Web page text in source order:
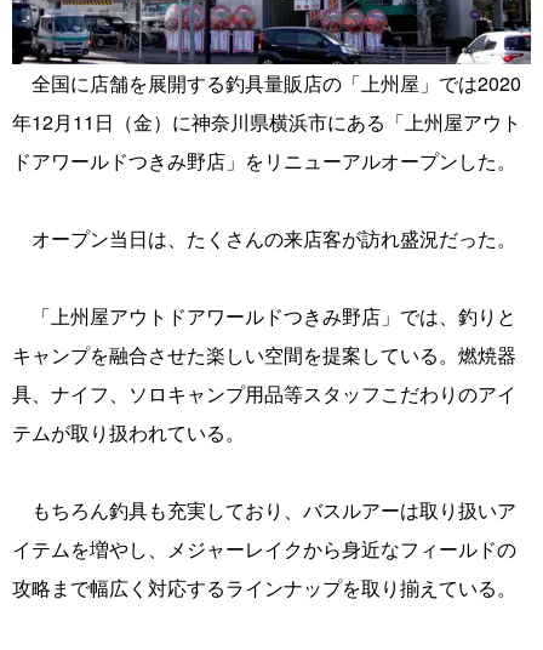
全国に店舗を展開する釣具量販店の「上州屋」では2020
年12月11日（金）に神奈川県横浜市にある「上州屋アウト
ドアワールドつきみ野店」をリニューアルオープンした。
オープン当日は、たくさんの来店客が訪れ盛況だった。
「上州屋アウトドアワールドつきみ野店」では、釣りと
キャンプを融合させた楽しい空間を提案している。燃焼器
具、ナイフ、ソロキャンプ用品等スタッフこだわりのアイ
テムが取り扱われている。
もちろん釣具も充実しており、バスルアーは取り扱いア
イテムを増やし、メジャーレイクから身近なフィールドの
攻略まで幅広く対応するラインナップを取り揃えている。